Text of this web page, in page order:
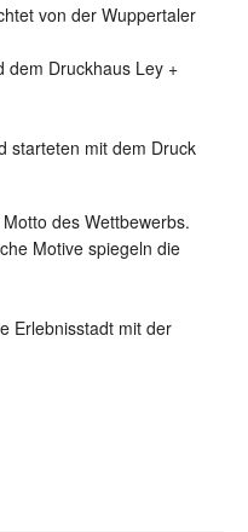
von der Wuppertaler
dem Druckhaus Ley +
starteten mit dem Druck
des Wettbewerbs.
Motive spiegeln die
Erlebnisstadt mit der